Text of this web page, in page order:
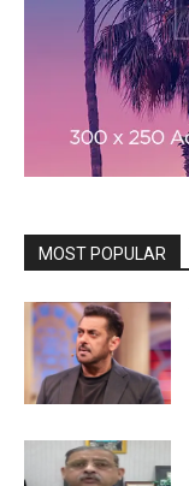
MOST POPULAR